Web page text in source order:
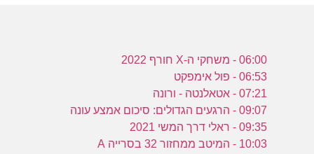
06:00 - משחקי ה-X חורף 2022
06:53 - פול אימפקט
07:21 - אטאלנטה - ורונה
09:07 - הרגעים הגדולים: סיכום אמצע עונה
09:35 - ראלי דרך המשי 2021
10:03 - המיטב ממחזור 32 בסרייה A